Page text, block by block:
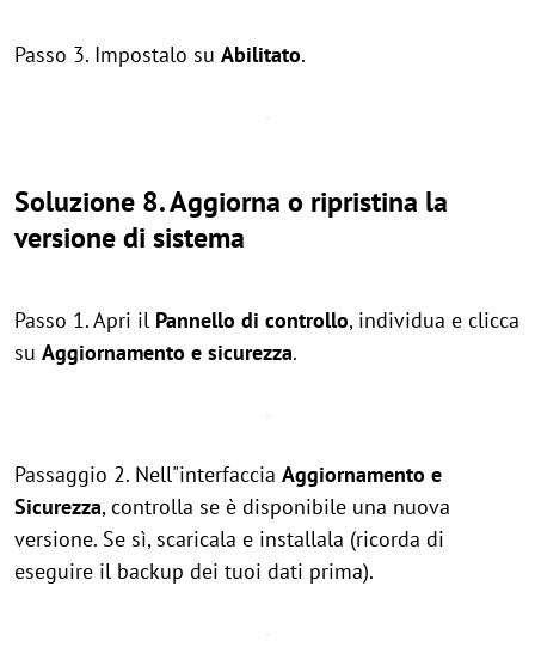
Passo 3. Impostalo su Abilitato.
Soluzione 8. Aggiorna o ripristina la
versione di sistema
Passo 1. Apri il Pannello di controllo, individua e clicca
su Aggiornamento e sicurezza.
Passaggio 2. Nell"interfaccia Aggiornamento e
Sicurezza, controlla se è disponibile una nuova
versione. Se sì, scaricala e installala (ricorda di
eseguire il backup dei tuoi dati prima).